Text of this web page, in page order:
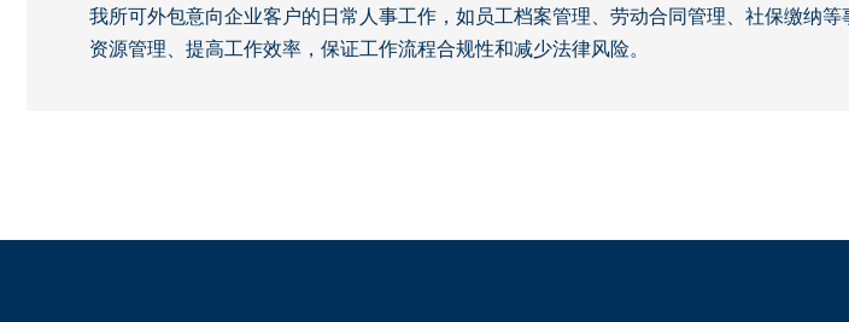
我所可外包意向企业客户的日常人事工作，如员工档案管理、劳动合同管理、社保缴纳
资源管理、提高工作效率，保证工作流程合规性和减少法律风险。